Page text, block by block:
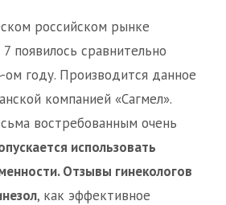
российском рынке
появилось сравнительно
году. Производится данное
компанией «Сагмел».
востребованным очень
использовать
Отзывы гинекологов
, как эффективное